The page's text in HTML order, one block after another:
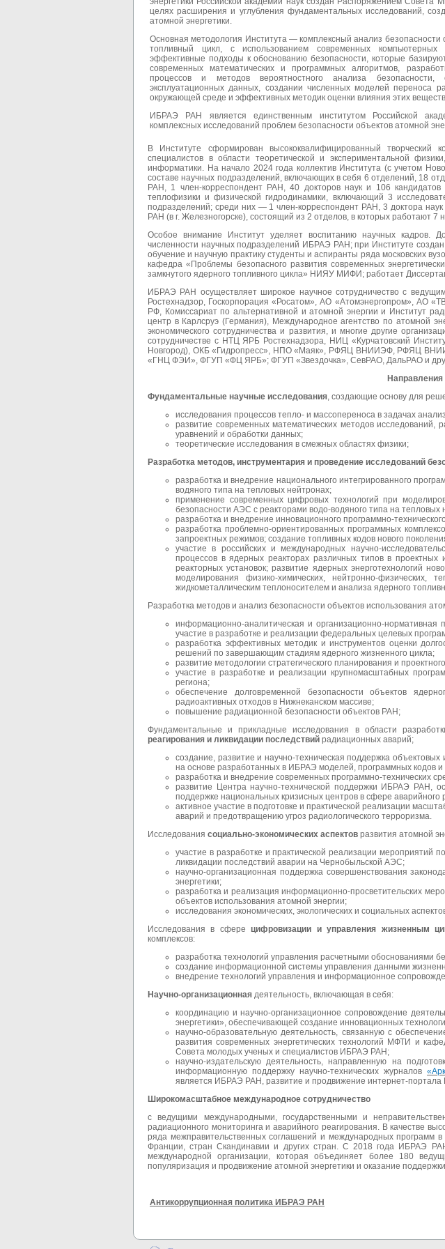
целях расширения и углубления фундаментальных исследований,
атомной энергетики.
Основная методология Института — комплексный анализ безопасности
топливный цикл, с использованием современных компьютерных
эффективные подходы к обоснованию безопасности, которые
современных математических и программных алгоритмов,
процессов и методов вероятностного анализа безопасности,
эксплуатационных данных, создании численных моделей переноса
окружающей среде и эффективных методик оценки влияния этих
ИБРАЭ РАН является единственным институтом Российской
комплексных исследований проблем безопасности объектов атомной
В Институте сформирован высококвалифицированный творческий
специалистов в области теоретической и экспериментальной
информатики. На начало 2024 года коллектив Института (с учетом
составе научных подразделений, включающих в себя 6 отделений, 18
РАН, 1 член-корреспондент РАН, 40 докторов наук и 106
теплофизики и физической гидродинамики, включающий 3
подразделений; среди них — 1 член-корреспондент РАН, 3 доктора
РАН (в г. Железногорске), состоящий из 2 отделов, в которых работают 7
Особое внимание Институт уделяет воспитанию научных кадров.
численности научных подразделений ИБРАЭ РАН; при Институте
обучение и научную практику студенты и аспиранты ряда
кафедра «Проблемы безопасного развития современных
замкнутого ядерного топливного цикла» НИЯУ МИФИ; работает
ИБРАЭ РАН осуществляет широкое научное сотрудничество с
Ростехнадзор, Госкорпорация «Росатом», АО «Атомэнергопром», АО
РФ, Комиссариат по альтернативной и атомной энергии и Институт
центр в Карлсруэ (Германия), Международное агентство по атомной
экономического сотрудничества и развития, и многие другие
сотрудничестве с НТЦ ЯРБ Ростехнадзора, НИЦ «Курчатовский
Новгород), ОКБ «Гидропресс», НПО «Маяк», РФЯЦ ВНИИЭФ, РФЯЦ
«ГНЦ ФЭИ», ФГУП «ФЦ ЯРБ»; ФГУП «Звездочка», СевРАО, ДальРАО и
Направления
Фундаментальные научные исследования, создающие основу для
исследования процессов тепло- и массопереноса в задачах
развитие современных математических методов исследований,
уравнений и обработки данных;
теоретические исследования в смежных областях физики;
Разработка методов, инструментария и проведение исследований
разработка и внедрение национального интегрированного
водяного типа на тепловых нейтронах;
применение современных цифровых технологий при
безопасности АЭС с реакторами водо-водяного типа на тепловых
разработка и внедрение инновационного программно-
разработка проблемно-ориентированных программных
запроектных режимов; создание топливных кодов нового
участие в российских и международных научно-
процессов в ядерных реакторах различных типов в
реакторных установок; развитие ядерных энерготехнологий
моделирования физико-химических, нейтронно-
жидкометаллическим теплоносителем и анализа ядерного
Разработка методов и анализ безопасности объектов использования
информационно-аналитическая и организационно-
участие в разработке и реализации федеральных целевых
разработка эффективных методик и инструментов оценки
решений по завершающим стадиям ядерного жизненного цикла;
развитие методологии стратегического планирования и
участие в разработке и реализации крупномасштабных
региона;
обеспечение долговременной безопасности объектов
радиоактивных отходов в Нижнеканском массиве;
повышение радиационной безопасности объектов РАН;
Фундаментальные и прикладные исследования в области
реагирования и ликвидации последствий радиационных аварий;
создание, развитие и научно-техническая поддержка
на основе разработанных в ИБРАЭ моделей, программных кодов
разработка и внедрение современных программно-технических
развитие Центра научно-технической поддержки ИБРАЭ РАН,
поддержке национальных кризисных центров в сфере
активное участие в подготовке и практической реализации
аварий и предотвращению угроз радиологического терроризма.
Исследования социально-экономических аспектов развития атомной
участие в разработке и практической реализации
ликвидации последствий аварии на Чернобыльской АЭС;
научно-организационная поддержка совершенствования
энергетики;
разработка и реализация информационно-просветительских
объектов использования атомной энергии;
исследования экономических, экологических и социальных
Исследования в сферецифровизации и управления жизненным
комплексов:
разработка технологий управления расчетными обоснованиями
создание информационной системы управления данными
внедрение технологий управления и информационное
Научно-организационная деятельность, включающая в себя:
координацию и научно-организационное сопровождение
энергетики», обеспечивающей создание инновационных
научно-образовательную деятельность, связанную с
развития современных энергетических технологий МФТИ и
Совета молодых ученых и специалистов ИБРАЭ РАН;
научно-издательскую деятельность, направленную на
информационную поддержку научно-технических журналов
является ИБРАЭ РАН, развитие и продвижение интернет-портала
Широкомасштабное международное сотрудничество
с ведущими международными, государственными и
радиационного мониторинга и аварийного реагирования. В качестве
ряда межправительственных соглашений и международных программ
Франции, стран Скандинавии и других стран. С 2018 года ИБРАЭ
международной организации, которая объединяет более 180
популяризация и продвижение атомной энергетики и оказание
Антикоррупционная политика ИБРАЭ РАН